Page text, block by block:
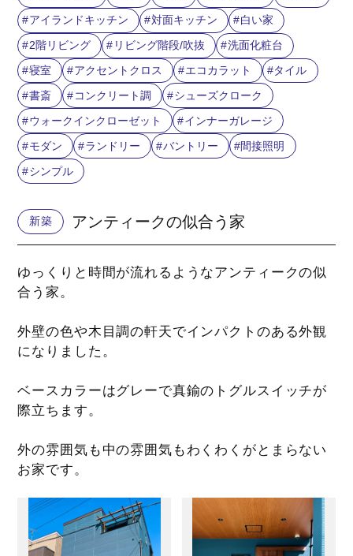
アイランドキッチン
対面キッチン
白い家
2階リビング
リビング階段/吹抜
洗面化粧台
寝室
アクセントクロス エコカラット
タイル
書斎
コンクリート調
シューズクローク
ウォークインクローゼット
インナーガレージ
モダン
ランドリー バントリー
間接照明
シンプル
新築 アンティークの似合う家
ゆっくりと時間が流れるようなアンティークの似
合う家。
外壁の色や木目調の軒天でインパクトのある外観
になりました。
ベースカラーはグレーで真鍮のトグルスイッチが
際立ちます。
外の雰囲気も中の雰囲気もわくわくがとまらない
お家です。